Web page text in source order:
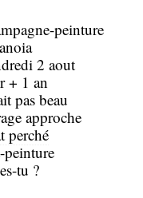
peinture
2 aout
+ 1 an
pas beau
approche
perché
peinture
tu ?